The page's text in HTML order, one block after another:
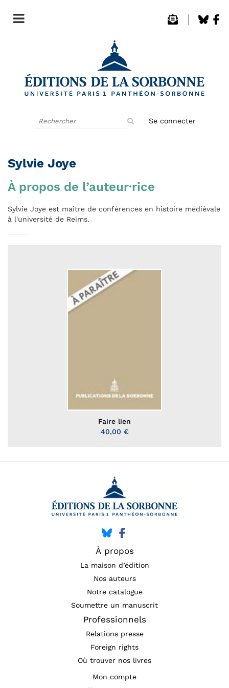
Se connecter
Sylvie Joye
À propos de l’auteur·rice
Sylvie Joye est maître de conférences en histoire médiévale
à l'université de Reims.
Faire lien
40,00 €
À propos
La maison d’édition
Nos auteurs
Notre catalogue
Soumettre un manuscrit
Professionnels
Relations presse
Foreign rights
Où trouver nos livres
Mon compte